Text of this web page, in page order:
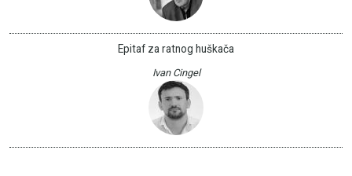
Epitaf za ratnog huškača
Ivan Cingel